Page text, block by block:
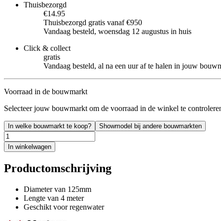
Thuisbezorgd
€14.95
Thuisbezorgd gratis vanaf €950
Vandaag besteld, woensdag 12 augustus in huis
Click & collect
gratis
Vandaag besteld, al na een uur af te halen in jouw
Voorraad in de bouwmarkt
Selecteer jouw bouwmarkt om de voorraad in de winkel te
In welke bouwmarkt te koop? Showmodel bij andere bouwmarkten
In winkelwagen
Productomschrijving
Diameter van 125mm
Lengte van 4 meter
Geschikt voor regenwater